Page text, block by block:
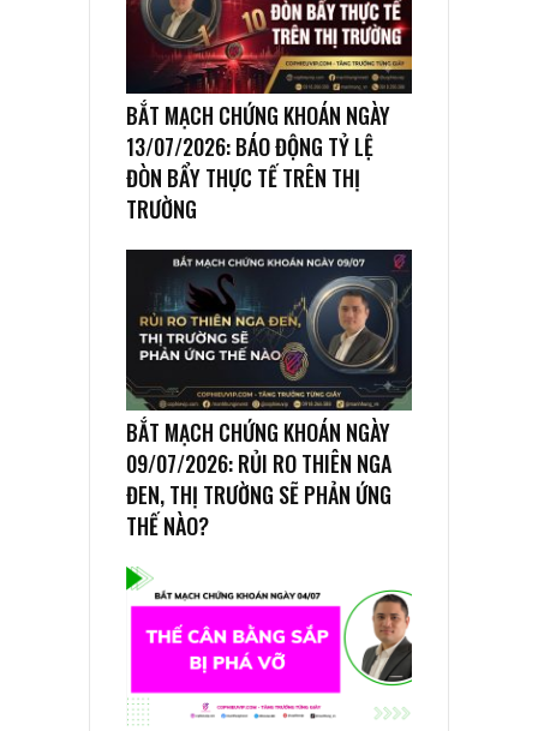
BẮT MẠCH CHỨNG KHOÁN NGÀY
13/07/2026: BÁO ĐỘNG TỶ LỆ
ĐÒN BẨY THỰC TẾ TRÊN THỊ
TRƯỜNG
BẮT MẠCH CHỨNG KHOÁN NGÀY
09/07/2026: RỦI RO THIÊN NGA
ĐEN, THỊ TRƯỜNG SẼ PHẢN ỨNG
THẾ NÀO?